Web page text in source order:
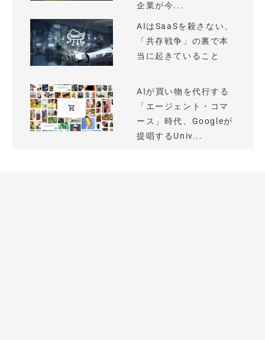
企業が今...
AIはSaaSを殺さない、
「共存戦争」の裏で本
当に起きていること
AIが買い物を代行する
「エージェント・コマ
ース」時代、Googleが
提唱するUniv...